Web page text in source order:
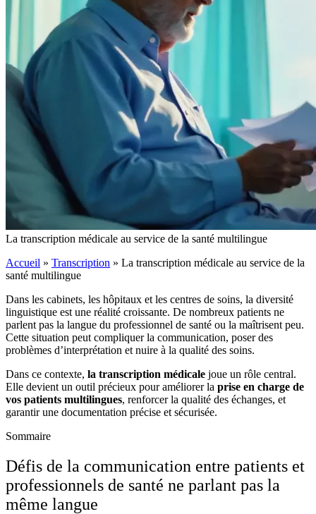
La transcription médicale au service de la santé multilingue
Accueil » Transcription » La transcription médicale au service de la
santé multilingue
Dans les cabinets, les hôpitaux et les centres de soins, la diversité
linguistique est une réalité croissante. De nombreux patients ne
parlent pas la langue du professionnel de santé ou la maîtrisent peu.
Cette situation peut compliquer la communication, poser des
problèmes d’interprétation et nuire à la qualité des soins.
Dans ce contexte, la transcription médicale joue un rôle central.
Elle devient un outil précieux pour améliorer la prise en charge de
vos patients multilingues, renforcer la qualité des échanges, et
garantir une documentation précise et sécurisée.
Sommaire
Défis de la communication entre patients et
professionnels de santé ne parlant pas la
même langue